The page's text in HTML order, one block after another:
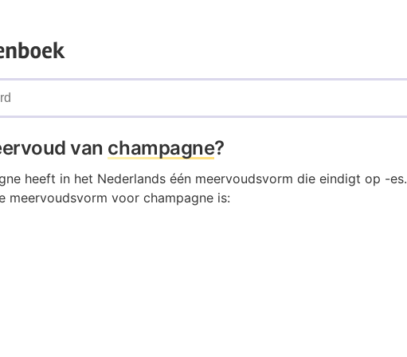
van champagne?
heeft in het Nederlands één meervoudsvorm die eindigt op -es.
meervoudsvorm voor champagne is: